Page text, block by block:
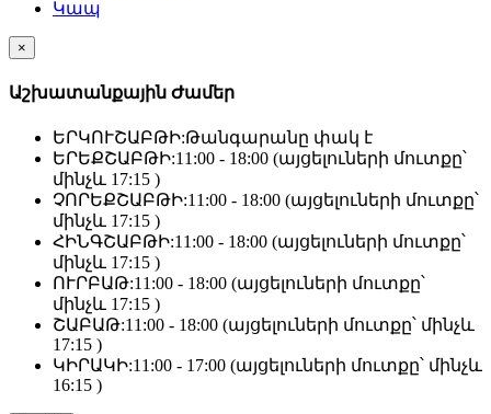
Կապ
×
Աշխատանքային Ժամեր
ԵՐԿՈՒՇԱԲԹԻ:Թանգարանը փակ է
ԵՐԵՔՇԱԲԹԻ:11:00 - 18:00 (այցելուների մուտքը՝
մինչև 17:15 )
ՉՈՐԵՔՇԱԲԹԻ:11:00 - 18:00 (այցելուների մուտքը՝
մինչև 17:15 )
ՀԻՆԳՇԱԲԹԻ:11:00 - 18:00 (այցելուների մուտքը՝
մինչև 17:15 )
ՈՒՐԲԱԹ:11:00 - 18:00 (այցելուների մուտքը՝
մինչև 17:15 )
ՇԱԲԱԹ:11:00 - 18:00 (այցելուների մուտքը՝ մինչև
17:15 )
ԿԻՐԱԿԻ:11:00 - 17:00 (այցելուների մուտքը՝ մինչև
16:15 )